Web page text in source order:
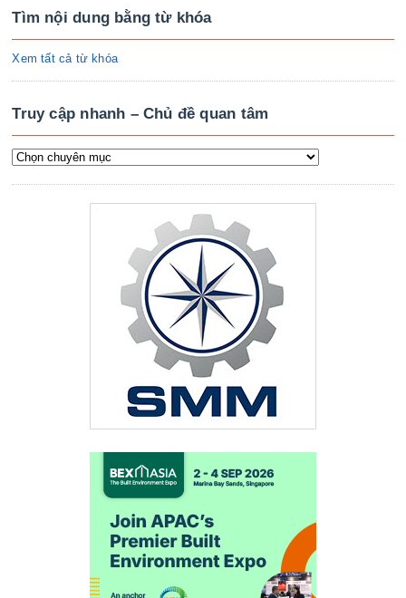
Tìm nội dung bằng từ khóa
Xem tất cả từ khóa
Truy cập nhanh – Chủ đề quan tâm